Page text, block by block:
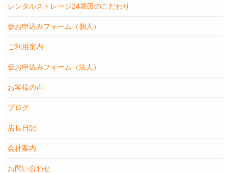
レンタルストレージ24堀田のこだわり
仮お申込みフォーム（個人）
ご利用案内
仮お申込みフォーム（法人）
お客様の声
ブログ
店長日記
会社案内
お問い合わせ